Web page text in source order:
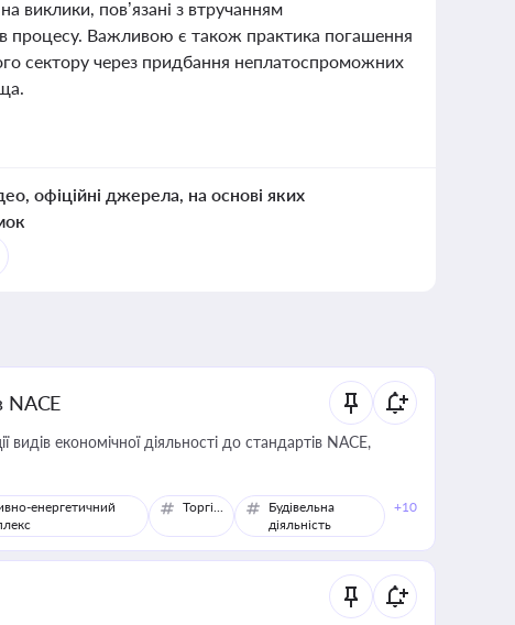
виклики, пов’язані з втручанням
процесу. Важливою є також практика погашення
сектору через придбання неплатоспроможних
офіційні джерела, на основі яких
NACE
економічної діяльності до стандартів NACE,
енергетичний
Торгівля
Будівельна
діяльність
+10